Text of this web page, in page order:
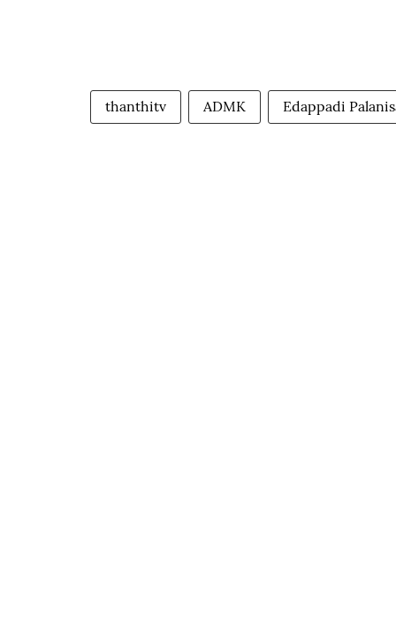
thanthitv ADMK Edappadi